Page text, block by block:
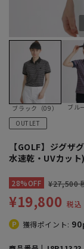
ブラック（09）
ブル
OUTLET
【GOLF】ジグザ
水速乾・UVカット)
28%OFF ¥27,500
¥19,800 税込
獲得ポイント: 90